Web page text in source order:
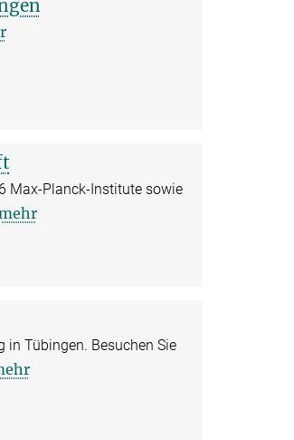
Max-Planck-Institute sowie
in Tübingen. Besuchen Sie